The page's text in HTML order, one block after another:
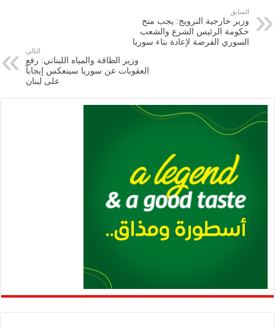
y
Li
n
k
A
p
p
السابق
وزير خارجية النرويج: يجب منح
حكومة الرئيس الشرع والشعب
السوري الفرصة لإعادة بناء سوريا
التالي
وزير الطاقة والمياه اللبناني: رفع
العقوبات عن سوريا سينعكس إيجاباً
على لبنان